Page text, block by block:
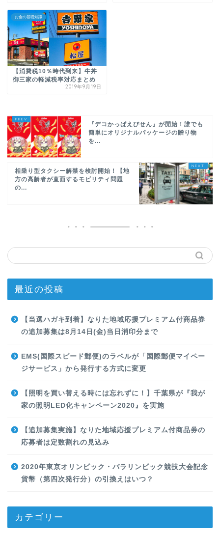
お金の基礎知識
【消費税10％時代到来】牛丼
御三家の軽減税率対応まとめ
2019年9月19日
『デコかっぱえびせん』が開始！誰でも
簡単にオリジナルパッケージの贈り物
を...
相乗り型タクシー解禁を検討開始！【地
方の高齢者が直面するモビリティ問題
の...
最近の投稿
【当選ハガキ到着】なりた地域応援プレミアム付商品券
の追加募集は8月14日(金)当日消印分まで
EMS(国際スピード郵便)のラベルが「国際郵便マイペー
ジサービス」から発行する方式に変更
【照明を買い替える時には忘れずに！】千葉県が『我が
家の照明LED化キャンペーン2020』を実施
【追加募集実施】なりた地域応援プレミアム付商品券の
応募者は定数割れの見込み
2020年東京オリンピック・パラリンピック競技大会記念
貨幣（第四次発行分）の引換えはいつ？
カテゴリー